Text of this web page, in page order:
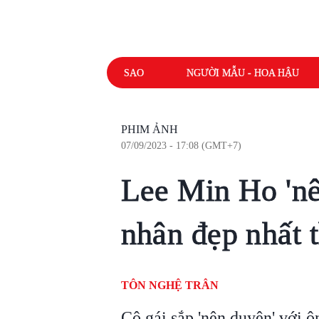
SAO NGƯỜI MẪU - HOA HẬU
PHIM ẢNH
07/09/2023 - 17:08 (GMT+7)
Lee Min Ho
nhân đẹp nhất
TÔN NGHỆ TRÂN